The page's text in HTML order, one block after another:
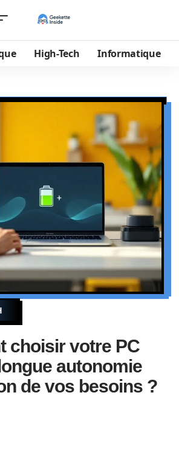
High-Tech Informatique
choisir votre PC
autonomie
de vos besoins ?